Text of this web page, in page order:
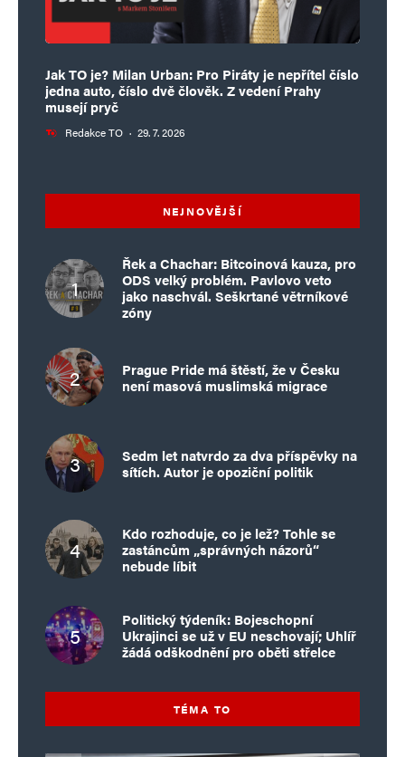
Jak TO je? Milan Urban: Pro Piráty je nepřítel číslo
jedna auto, číslo dvě člověk. Z vedení Prahy
musejí pryč
Redakce TO · 29. 7. 2026
NEJNOVĚJŠÍ
Řek a Chachar: Bitcoinová kauza, pro
ODS velký problém. Pavlovo veto
jako naschvál. Seškrtané větrníkové
zóny
Prague Pride má štěstí, že v Česku
není masová muslimská migrace
Sedm let natvrdo za dva příspěvky na
sítích. Autor je opoziční politik
Kdo rozhoduje, co je lež? Tohle se
zastáncům „správných názorů“
nebude líbit
Politický týdeník: Bojeschopní
Ukrajinci se už v EU neschovají; Uhlíř
žádá odškodnění pro oběti střelce
TÉMA TO